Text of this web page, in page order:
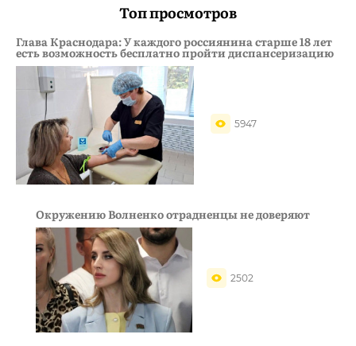
Топ просмотров
Глава Краснодара: У каждого россиянина старше 18 лет
есть возможность бесплатно пройти диспансеризацию
5947
Окружению Волненко отрадненцы не доверяют
2502